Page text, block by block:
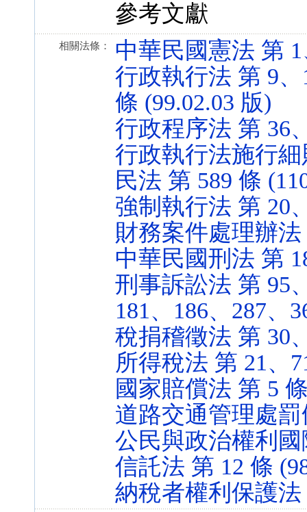
參考文獻
相關法條：
中華民國憲法 第 1
行政執行法 第 9、
條 (99.02.03 版)
行政程序法 第 36
行政執行法施行細
民法 第 589 條
強制執行法 第 20
財務案件處理辦法
中華民國刑法 第
刑事訴訟法 第 95
181、186、287、
稅捐稽徵法 第 30
所得稅法 第 21、
國家賠償法 第 5
道路交通管理處罰
公民與政治權利國
信託法 第 12 條
納稅者權利保護法